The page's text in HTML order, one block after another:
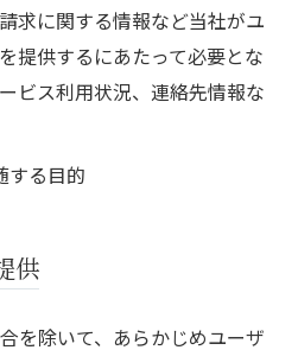
求に関する情報など当社がユ
提供するにあたって必要とな
ビス利用状況、連絡先情報な
する目的
供
を除いて、あらかじめユーザ